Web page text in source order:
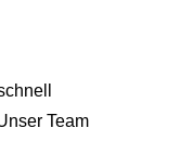
Team